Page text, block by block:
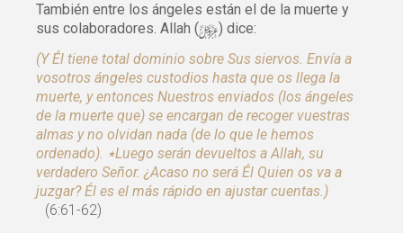
También entre los ángeles están el de la muerte y
sus colaboradores. Allah (y) dice:
(Y Él tiene total dominio sobre Sus siervos. Envía a
vosotros ángeles custodios hasta que os llega la
muerte, y entonces Nuestros enviados (los ángeles
de la muerte que) se encargan de recoger vuestras
almas y no olvidan nada (de lo que le hemos
ordenado). ٭Luego serán devueltos a Allah, su
verdadero Señor. ¿Acaso no será Él Quien os va a
juzgar? Él es el más rápido en ajustar cuentas.)
(6:61-62)